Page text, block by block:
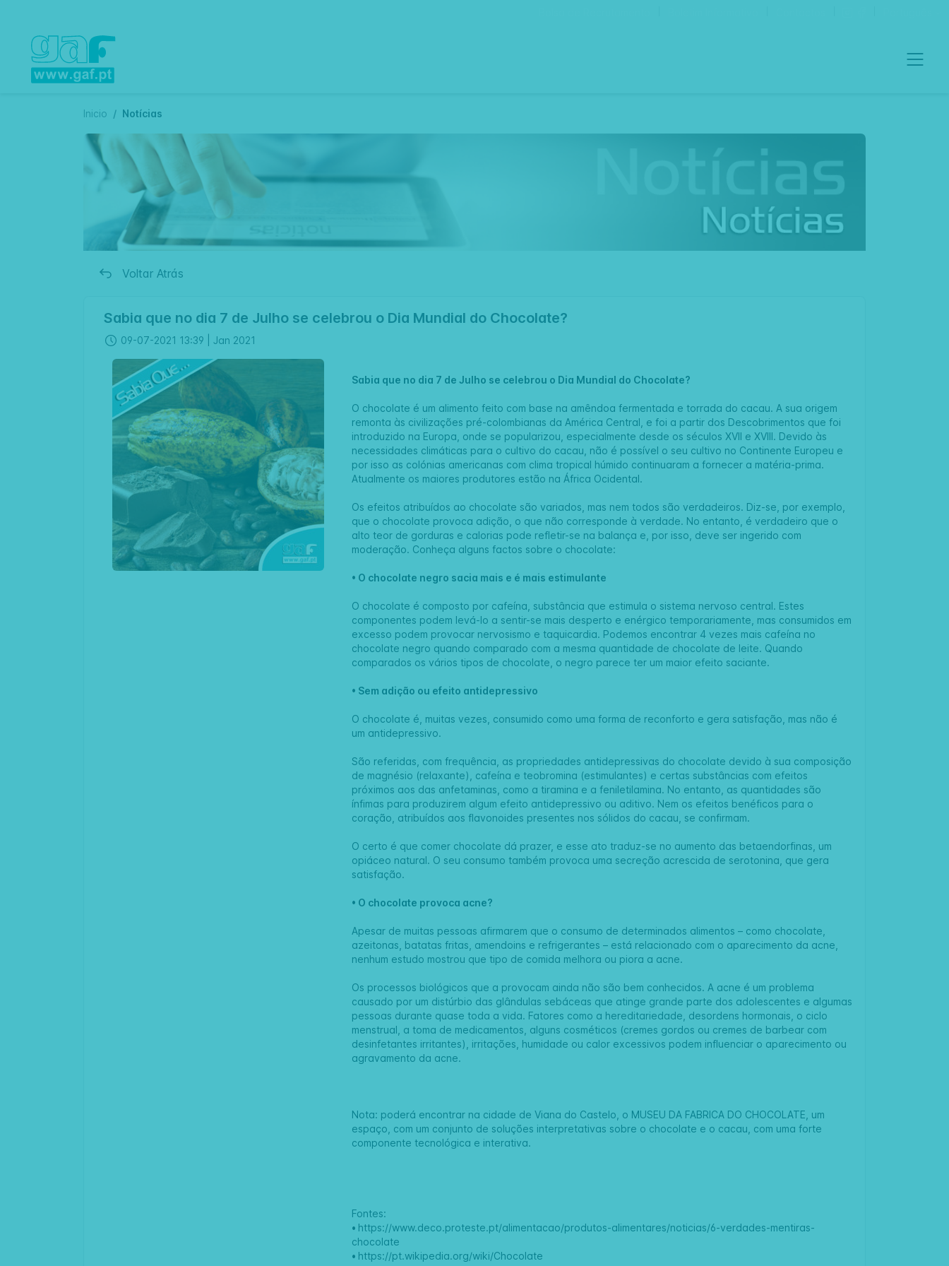
Inicio Notícias
Voltar Atrás
Sabia que no dia 7 de Julho se celebrou o Dia Mundial do Chocolate?
09-07-2021 13:39 | Jan 2021
Sabia que no dia 7 de Julho se celebrou o Dia Mundial do Chocolate?
O chocolate é um alimento feito com base na amêndoa fermentada e torrada do cacau. A sua origem
remonta às civilizações pré-colombianas da América Central, e foi a partir dos Descobrimentos que foi
introduzido na Europa, onde se popularizou, especialmente desde os séculos XVII e XVIII. Devido às
necessidades climáticas para o cultivo do cacau, não é possível o seu cultivo no Continente Europeu e
por isso as colónias americanas com clima tropical húmido continuaram a fornecer a matéria-prima.
Atualmente os maiores produtores estão na África Ocidental.
Os efeitos atribuídos ao chocolate são variados, mas nem todos são verdadeiros. Diz-se, por exemplo,
que o chocolate provoca adição, o que não corresponde à verdade. No entanto, é verdadeiro que o
alto teor de gorduras e calorias pode refletir-se na balança e, por isso, deve ser ingerido com
moderação. Conheça alguns factos sobre o chocolate:
• O chocolate negro sacia mais e é mais estimulante
O chocolate é composto por cafeína, substância que estimula o sistema nervoso central. Estes
componentes podem levá-lo a sentir-se mais desperto e enérgico temporariamente, mas consumidos em
excesso podem provocar nervosismo e taquicardia. Podemos encontrar 4 vezes mais cafeína no
chocolate negro quando comparado com a mesma quantidade de chocolate de leite. Quando
comparados os vários tipos de chocolate, o negro parece ter um maior efeito saciante.
• Sem adição ou efeito antidepressivo
O chocolate é, muitas vezes, consumido como uma forma de reconforto e gera satisfação, mas não é
um antidepressivo.
São referidas, com frequência, as propriedades antidepressivas do chocolate devido à sua composição
de magnésio (relaxante), cafeína e teobromina (estimulantes) e certas substâncias com efeitos
próximos aos das anfetaminas, como a tiramina e a feniletilamina. No entanto, as quantidades são
ínfimas para produzirem algum efeito antidepressivo ou aditivo. Nem os efeitos benéficos para o
coração, atribuídos aos flavonoides presentes nos sólidos do cacau, se confirmam.
O certo é que comer chocolate dá prazer, e esse ato traduz-se no aumento das betaendorfinas, um
opiáceo natural. O seu consumo também provoca uma secreção acrescida de serotonina, que gera
satisfação.
• O chocolate provoca acne?
Apesar de muitas pessoas afirmarem que o consumo de determinados alimentos – como chocolate,
azeitonas, batatas fritas, amendoins e refrigerantes – está relacionado com o aparecimento da acne,
nenhum estudo mostrou que tipo de comida melhora ou piora a acne.
Os processos biológicos que a provocam ainda não são bem conhecidos. A acne é um problema
causado por um distúrbio das glândulas sebáceas que atinge grande parte dos adolescentes e algumas
pessoas durante quase toda a vida. Fatores como a hereditariedade, desordens hormonais, o ciclo
menstrual, a toma de medicamentos, alguns cosméticos (cremes gordos ou cremes de barbear com
desinfetantes irritantes), irritações, humidade ou calor excessivos podem influenciar o aparecimento ou
agravamento da acne.
Nota: poderá encontrar na cidade de Viana do Castelo, o MUSEU DA FABRICA DO CHOCOLATE , um
espaço, com um conjunto de soluções interpretativas sobre o chocolate e o cacau, com uma forte
componente tecnológica e interativa.
Fontes:
• https://www.deco.proteste.pt/alimentacao/produtos-alimentares/noticias/6-verdades-mentiras-
chocolate
• https://pt.wikipedia.org/wiki/Chocolate